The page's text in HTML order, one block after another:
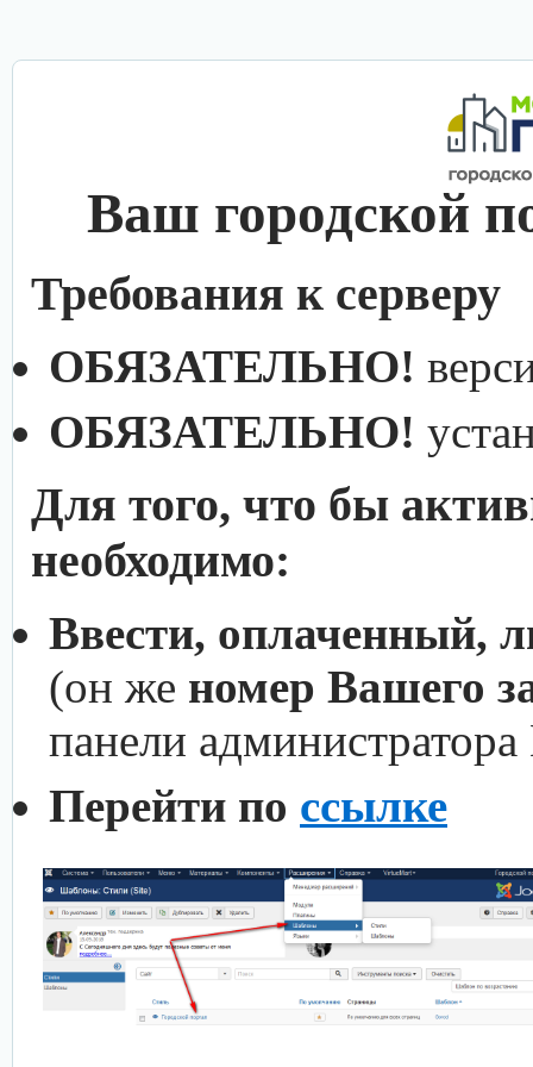
Ваш городской
Требования к серверу
ОБЯЗАТЕЛЬНО!
ОБЯЗАТЕЛЬНО!
Для того, что бы
необходимо:
Ввести, оплаченный,
(он же номер Вашего
панели
Перейти по ссылке